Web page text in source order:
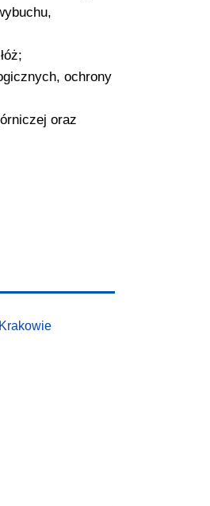
ochrony
oraz